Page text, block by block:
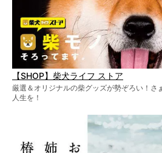
【SHOP】柴犬ライフ ストア
厳選＆オリジナルの柴グッズが勢ぞろい！さ
人生を！